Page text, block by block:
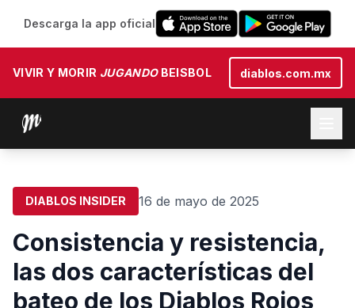
Descarga la app oficial
VIVIR Y MORIR JUGANDOBEISBOL diablos.com.mx
DIABLOS INSIDER 16 de mayo de 2025
Consistencia y resistencia,
las dos características del
bateo de los Diablos Rojos